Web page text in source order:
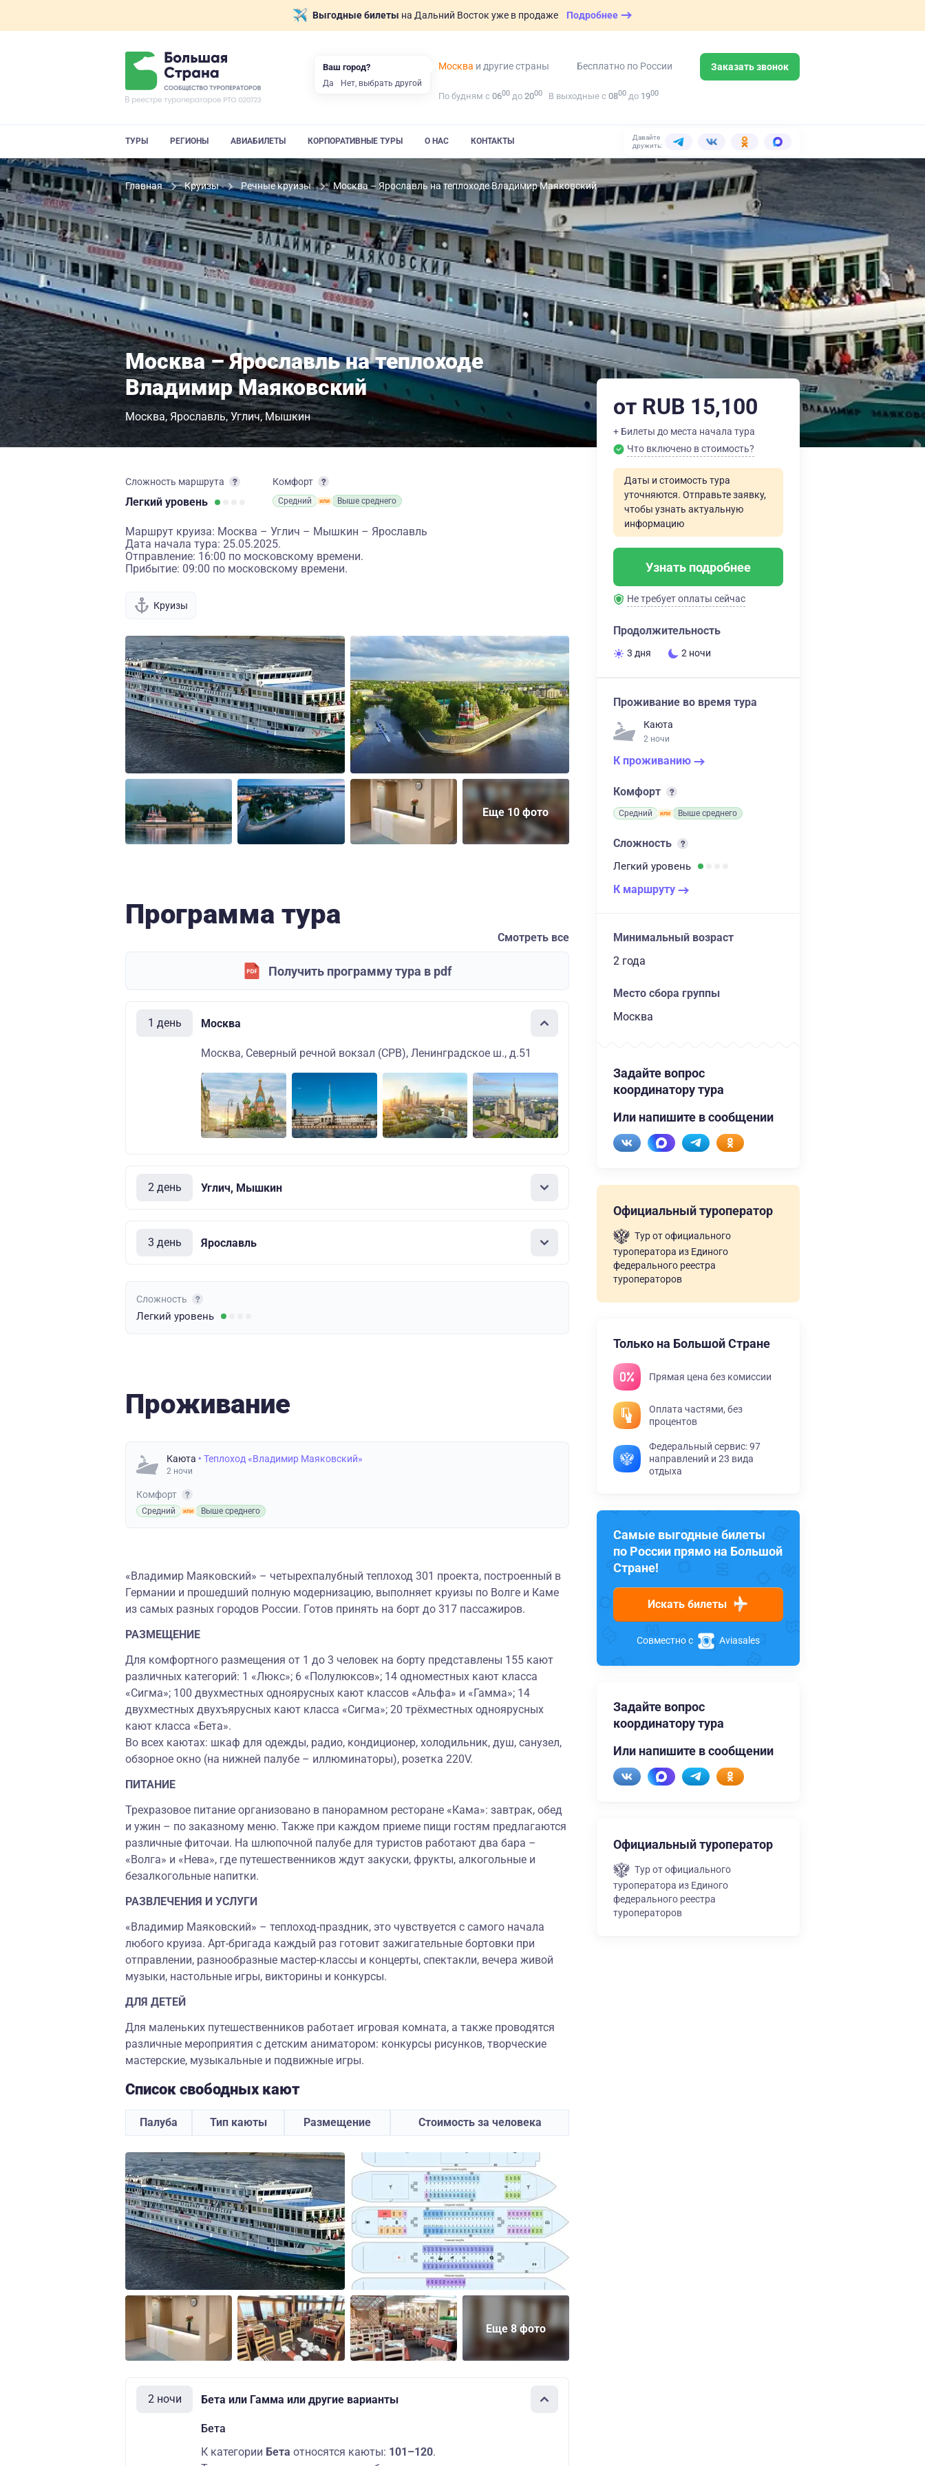
Выгодные билеты на Дальний Восток уже в продаже Подробнее
Москва и другие страны Бесплатно по России Заказать звонок
По будням с 0600 до 2000 В выходные с 0800 до 1900
ТУРЫ РЕГИОНЫ АВИАБИЛЕТЫ КОРПОРАТИВНЫЕ ТУРЫ О НАС КОНТАКТЫ
Давайте
дружить:
Главная Круизы Речные круизы Москва – Ярославль на теплоходе Владимир Маяковский
Москва – Ярославль на теплоходе
Владимир Маяковский
Москва Ярославль Углич Мышкин
Сложность маршрута
Легкий уровень
Комфорт
Средний Выше среднего
Маршрут круиза: Москва – Углич – Мышкин – Ярославль
Дата начала тура: 25.05.2025.
Отправление: 16:00 по московскому времени.
Прибытие: 09:00 по московскому времени.
Круизы
Еще 10 фото
Программа тура
Смотреть все
Получить программу тура в pdf
1 день Москва
Москва, Северный речной вокзал (СРВ), Ленинградское ш., д.51
2 день Углич, Мышкин
3 день Ярославль
Сложность
Легкий уровень
Проживание
Каюта • Теплоход «Владимир Маяковский»
2 ночи
Комфорт
Средний Выше среднего
«Владимир Маяковский» – четырехпалубный теплоход 301 проекта, построенный в
Германии и прошедший полную модернизацию, выполняет круизы по Волге и Каме
из самых разных городов России. Готов принять на борт до 317 пассажиров.
РАЗМЕЩЕНИЕ
Для комфортного размещения от 1 до 3 человек на борту представлены 155 кают
различных категорий: 1 «Люкс»; 6 «Полулюксов»; 14 одноместных кают класса
«Сигма»; 100 двухместных одноярусных кают классов «Альфа» и «Гамма»; 14
двухместных двухъярусных кают класса «Сигма»; 20 трёхместных одноярусных
кают класса «Бета».
Во всех каютах: шкаф для одежды, радио, кондиционер, холодильник, душ, санузел,
обзорное окно (на нижней палубе – иллюминаторы), розетка 220V.
ПИТАНИЕ
Трехразовое питание организовано в панорамном ресторане «Кама»: завтрак, обед
и ужин – по заказному меню. Также при каждом приеме пищи гостям предлагаются
различные фиточаи. На шлюпочной палубе для туристов работают два бара –
«Волга» и «Нева», где путешественников ждут закуски, фрукты, алкогольные и
безалкогольные напитки.
РАЗВЛЕЧЕНИЯ И УСЛУГИ
«Владимир Маяковский» – теплоход-праздник, это чувствуется с самого начала
любого круиза. Арт-бригада каждый раз готовит зажигательные бортовки при
отправлении, разнообразные мастер-классы и концерты, спектакли, вечера живой
музыки, настольные игры, викторины и конкурсы.
ДЛЯ ДЕТЕЙ
Для маленьких путешественников работает игровая комната, а также проводятся
различные мероприятия с детским аниматором: конкурсы рисунков, творческие
мастерские, музыкальные и подвижные игры.
Список свободных кают
Палуба Тип каюты Размещение Стоимость за человека
Еще 8 фото
2 ночи Бета или Гамма или другие варианты
Бета
К категории Бета относятся каюты: 101–120.
от RUB 15,100
+ Билеты до места начала тура
Что включено в стоимость?
Даты и стоимость тура
уточняются. Отправьте заявку,
чтобы узнать актуальную
информацию
Узнать подробнее
Не требует оплаты сейчас
Продолжительность
3 дня 2 ночи
Проживание во время тура
Каюта
2 ночи
К проживанию
Комфорт
Средний Выше среднего
Сложность
Легкий уровень
К маршруту
Минимальный возраст
2 года
Место сбора группы
Москва
Задайте вопрос
координатору тура
Или напишите в сообщении
Официальный туроператор
Тур от официального
туроператора из Единого
федерального реестра
туроператоров
Только на Большой Стране
Прямая цена без комиссии
Оплата частями, без
процентов
Федеральный сервис: 97
направлений и 23 вида
отдыха
Самые выгодные билеты
по России прямо на Большой
Стране!
Искать билеты
Совместно с Aviasales
Задайте вопрос
координатору тура
Или напишите в сообщении
Официальный туроператор
Тур от официального
туроператора из Единого
федерального реестра
туроператоров
Ваш город?
Да Нет, выбрать другой